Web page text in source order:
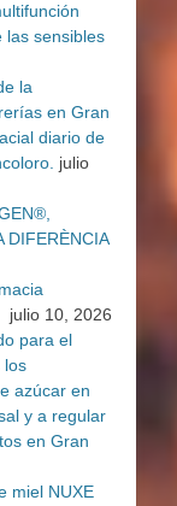
las sensibles
la
en Gran
diario de
julio
DIFERÈNCIA
julio 10, 2026
para el
los
azúcar en
y a regular
en Gran
miel NUXE